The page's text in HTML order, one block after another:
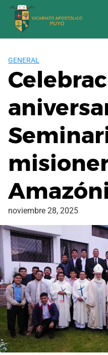
Saltar
contenido
GENERAL
noviembre 28, 2025